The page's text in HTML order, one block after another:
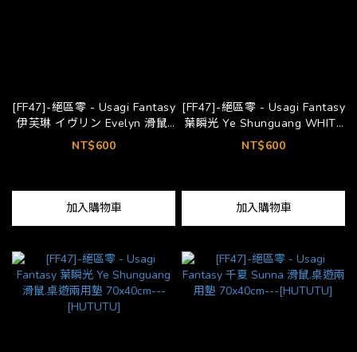
[FF47]-絕區零 - Usagi Fantasy
伊芙琳 イヴリン Evelyn 滑鼠.
桌遊兩用墊 70x40cm---
[HUTUTU]
NT$600
加入購物車
[FF47]-絕區零 - Usagi Fantasy
葉瞬光 Ye Shunguang WHITE
滑鼠.桌遊兩用墊 70x40cm---
[HUTUTU]
NT$600
加入購物車